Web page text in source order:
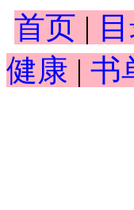
首页 |
健康 | 书